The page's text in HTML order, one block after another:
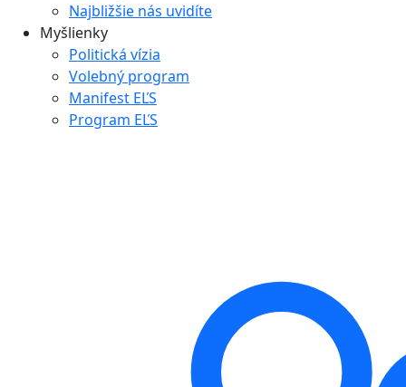
Najbližšie nás uvidíte
Myšlienky
Politická vízia
Volebný program
Manifest EĽS
Program EĽS